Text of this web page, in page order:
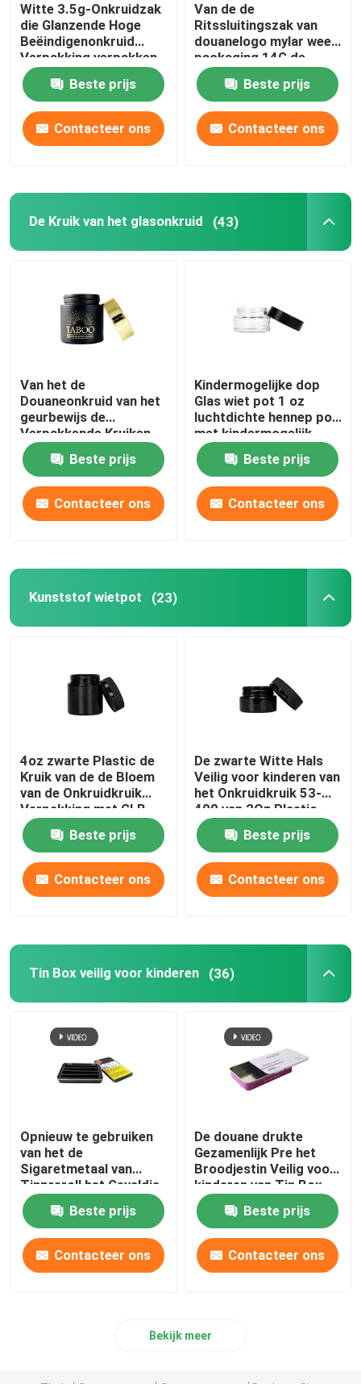
Witte 3.5g-Onkruidzak
die Glanzende Hoge
Beëindigenonkruid
Verpakking verpakken
Beste prijs
Contacteer ons
Van de de
Ritssluitingszak van
douanelogo mylar weed
packaging 14G de
bloem Verpakking
Beste prijs
Contacteer ons
De Kruik van het glasonkruid (43)
Van het de
Douaneonkruid van het
geurbewijs de
Verpakkende Kruiken
3.5g voor bloem
Beste prijs
Contacteer ons
Kindermogelijke dop
Glas wiet pot 1 oz
luchtdichte hennep pot
met kindermogelijk
deksel
Beste prijs
Contacteer ons
Kunststof wietpot (23)
4oz zwarte Plastic de
Kruik van de de Bloem
van de Onkruidkruik
Verpakking met GLB
Beste prijs
Contacteer ons
De zwarte Witte Hals
Veilig voor kinderen van
het Onkruidkruik 53-
400 van 2Oz Plastic
eindigt
Beste prijs
Contacteer ons
Tin Box veilig voor kinderen (36)
Opnieuw te gebruiken
van het de
Sigaretmetaal van
Tinpreroll het Gevaldia
Veilig voor kinderen Tin
Box
Beste prijs
Contacteer ons
De douane drukte
Gezamenlijk Pre het
Broodjestin Veilig voor
kinderen van Tin Box
For Edible
Beste prijs
Contacteer ons
Bekijk meer